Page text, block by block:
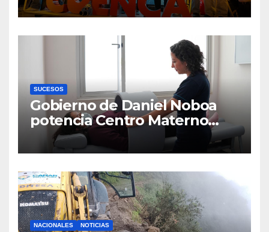
agua
SUCESOS
Gobierno de Daniel Noboa
potencia Centro Materno
Infantil y Emergencias en
Cuenca con nuevos equipos
NACIONALES NOTICIAS